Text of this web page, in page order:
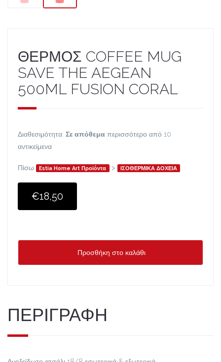
ΘΕΡΜΟΣ COFFEE MUG
SAVE THE AEGEAN
500ML FUSION CORAL
Διαθεσιμότητα: Σε απόθεμα περισσότερο από 10
αντικείμενα
Πίσω Estia Home Art Προϊόντα > ΙΣΟΘΕΡΜΙΚΑ ΔΟΧΕΙΑ
€18,50
Προσθήκη στο καλάθι
ΠΕΡΙΓΡΑΦΗ